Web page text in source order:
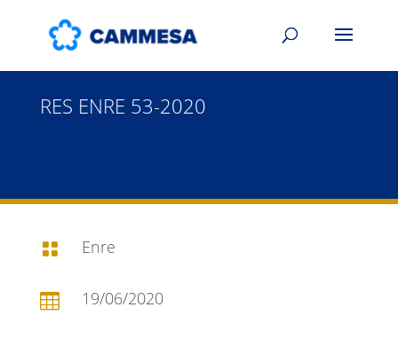
RES ENRE 53-2020
 Enre
 19/06/2020